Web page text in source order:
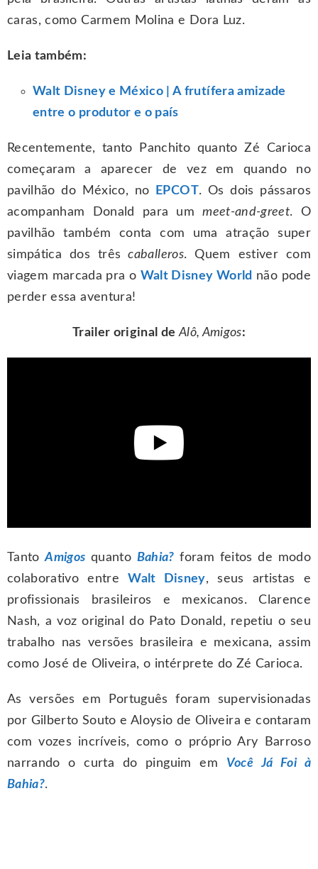
caras, como Carmem Molina e Dora Luz.
Leia também:
Walt Disney e México | A frutífera amizade
entre o produtor e o país
Recentemente, tanto Panchito quanto Zé Carioca
começaram a aparecer de vez em quando no
pavilhão do México, no
EPCOT. Os dois pássaros
acompanham Donald para ummeet-and-greet. O
pavilhão também conta com uma atração super
simpática dos três caballeros. Quem estiver com
viagem marcada pra o Walt Disney World não pode
perder essa aventura!
Trailer original de Alô, Amigos:
TantoAmigos quanto Bahia? foram feitos de modo
colaborativo entreWalt Disney, seus artistas e
profissionais brasileiros e mexicanos. Clarence
Nash, a voz original do Pato Donald, repetiu o seu
trabalho nas versões brasileira e mexicana, assim
como José de Oliveira, o intérprete do Zé Carioca.
As versões em Português foram supervisionadas
por Gilberto Souto e Aloysio de Oliveira e contaram
com vozes incríveis, como o próprio Ary Barroso
narrando o curta do pinguim em Você Já Foi à
Bahia?.